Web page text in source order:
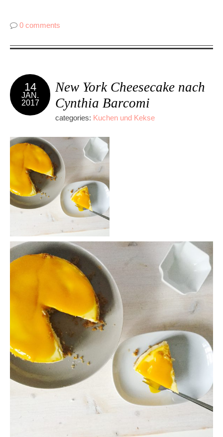
0 comments
14
JAN.
2017
New York Cheesecake nach
Cynthia Barcomi
categories: Kuchen und Kekse